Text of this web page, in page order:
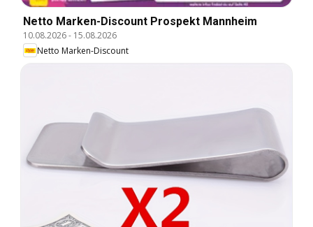
Netto Marken-Discount Prospekt Mannheim
10.08.2026- 15.08.2026
Netto Marken-Discount